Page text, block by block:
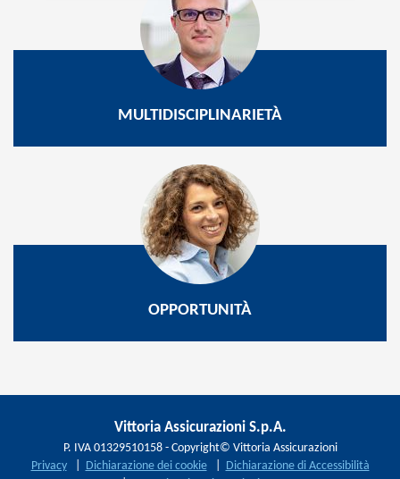
MULTIDISCIPLINARIETÀ
OPPORTUNITÀ
Vittoria Assicurazioni S.p.A.
P. IVA 01329510158 - Copyright© Vittoria Assicurazioni
Privacy| Dichiarazione dei cookie| Dichiarazione di Accessibilità